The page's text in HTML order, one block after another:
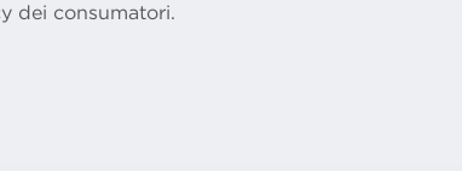
dei consumatori.